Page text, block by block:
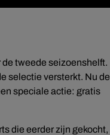
tweede seizoenshelft.
selectie versterkt. Nu de
speciale actie: gratis
die eerder zijn gekocht,